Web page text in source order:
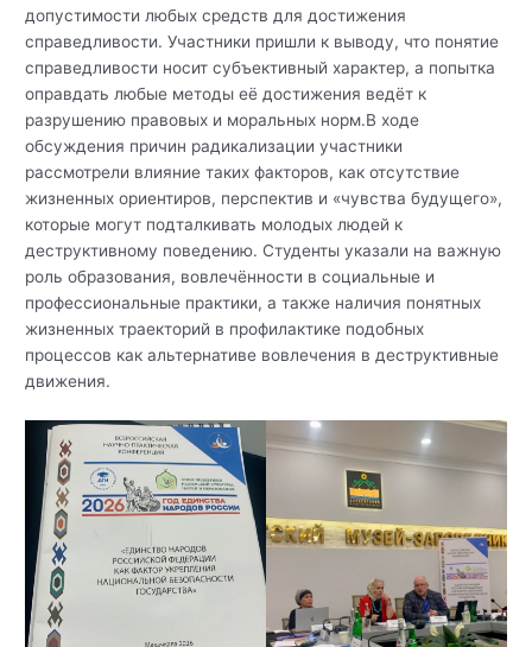
допустимости любых средств для достижения
справедливости. Участники пришли к выводу, что понятие
справедливости носит субъективный характер, а попытка
оправдать любые методы её достижения ведёт к
разрушению правовых и моральных норм.В ходе
обсуждения причин радикализации участники
рассмотрели влияние таких факторов, как отсутствие
жизненных ориентиров, перспектив и «чувства будущего»,
которые могут подталкивать молодых людей к
деструктивному поведению. Студенты указали на важную
роль образования, вовлечённости в социальные и
профессиональные практики, а также наличия понятных
жизненных траекторий в профилактике подобных
процессов как альтернативе вовлечения в деструктивные
движения.